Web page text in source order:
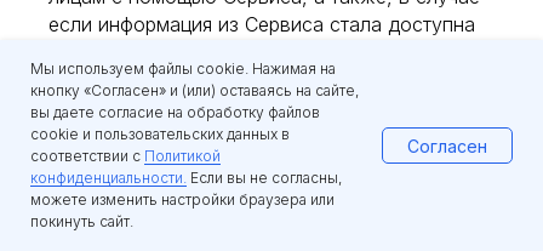
если информация из Сервиса стала доступна
несанкционированного доступа к через
оборудование Лицензиата или действий
вирусного или вредоносного программного
обеспечения на со стороны Лицензиата.
за достоверность и законность информации,
размещаемой Лицензиатом вСервисе. Всю
Мы используем файлы cookie. Нажимая на
кнопку «Согласен» и (или) оставаясь на сайте,
вы даете согласие на обработку файлов
cookie и пользовательских данных в
соответствии с Политикой
конфиденциальности. Если вы не согласны,
можете изменить настройки браузера или
покинуть сайт.
Согласен